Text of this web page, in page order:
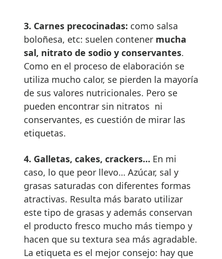
3. Carnes precocinadas: como salsa
boloñesa, etc: suelen contener mucha
sal, nitrato de sodio y conservantes.
Como en el proceso de elaboración se
utiliza mucho calor, se pierden la mayoría
de sus valores nutricionales. Pero se
pueden encontrar sin nitratos ni
conservantes, es cuestión de mirar las
etiquetas.
4. Galletas, cakes, crackers… En mi
caso, lo que peor llevo… Azúcar, sal y
grasas saturadas con diferentes formas
atractivas. Resulta más barato utilizar
este tipo de grasas y además conservan
el producto fresco mucho más tiempo y
hacen que su textura sea más agradable.
La etiqueta es el mejor consejo: hay que